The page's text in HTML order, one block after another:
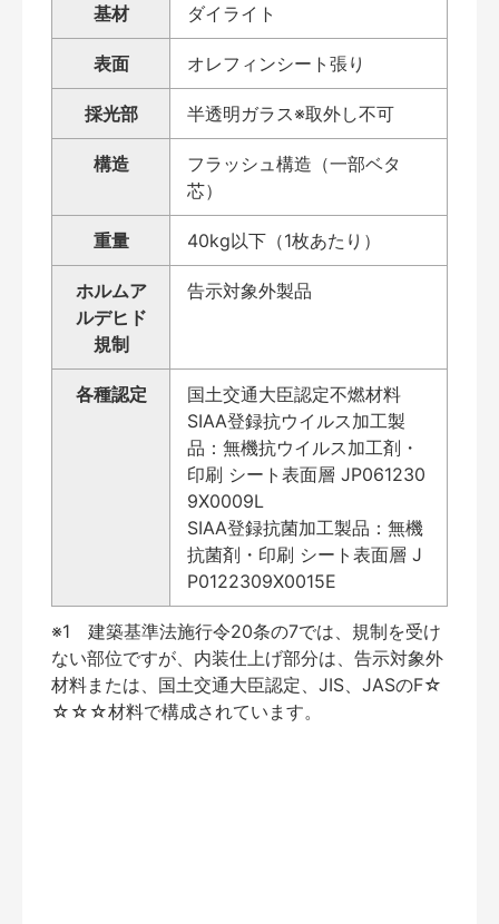
基材 ダイライト
表面 オレフィンシート張り
採光部 半透明ガラス※取外し不可
構造
フラッシュ構造（一部ベタ
芯）
重量 40kg以下（1枚あたり）
ホルムア
ルデヒド
規制
告示対象外製品
各種認定
国土交通大臣認定不燃材料
SIAA登録抗ウイルス加工製
品：無機抗ウイルス加工剤・
印刷 シート表面層 JP061230
9X0009L
SIAA登録抗菌加工製品：無機
抗菌剤・印刷 シート表面層 J
P0122309X0015E
※1 建築基準法施行令20条の7では、規制を受け
ない部位ですが、内装仕上げ部分は、告示対象外
材料または、国土交通大臣認定、JIS、JASのF☆
☆☆☆材料で構成されています。